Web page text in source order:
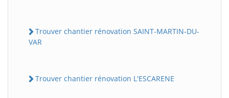
Trouver chantier rénovation SAINT-MARTIN-DU-
VAR
Trouver chantier rénovation L'ESCARENE